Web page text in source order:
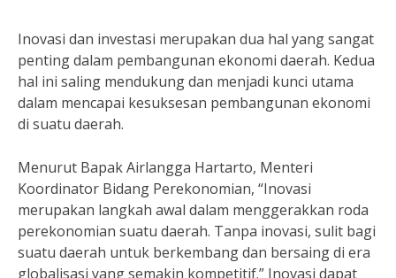
Inovasi dan investasi merupakan dua hal yang sangat
penting dalam pembangunan ekonomi daerah. Kedua
hal ini saling mendukung dan menjadi kunci utama
dalam mencapai kesuksesan pembangunan ekonomi
di suatu daerah.
Menurut Bapak Airlangga Hartarto, Menteri
Koordinator Bidang Perekonomian, “Inovasi
merupakan langkah awal dalam menggerakkan roda
perekonomian suatu daerah. Tanpa inovasi, sulit bagi
suatu daerah untuk berkembang dan bersaing di era
globalisasi yang semakin kompetitif.” Inovasi dapat